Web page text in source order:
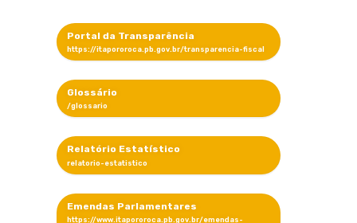
Portal da Transparência
Glossário
Relatório Estatístico
Emendas Parlamentares